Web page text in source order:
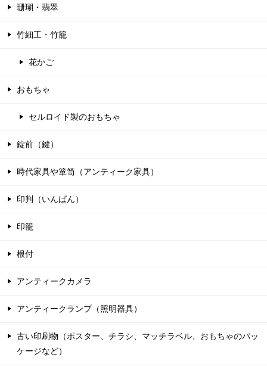
珊瑚・翡翠
竹細工・竹籠
花かご
おもちゃ
セルロイド製のおもちゃ
錠前（鍵）
時代家具や箪笥（アンティーク家具）
印判（いんばん）
印籠
根付
アンティークカメラ
アンティークランプ（照明器具）
古い印刷物（ポスター、チラシ、マッチラベル、おもちゃのパッ
ケージなど）